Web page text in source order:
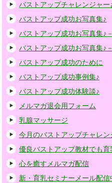
バストアップチャレンジャー
バストアップ成功お写真集♪
バストアップ成功お写真集♪
バストアップ成功お写真集♪
バストアップ成功のために
バストアップ成功事例集♪
バストアップ成功体験談♪
メルマガ退会用フォーム
乳腺マッサージ
今月のバストアップチャレン
優良バストアップ教材でも
心を癒すメルマガ配信
新・育乳セミナーメール配信